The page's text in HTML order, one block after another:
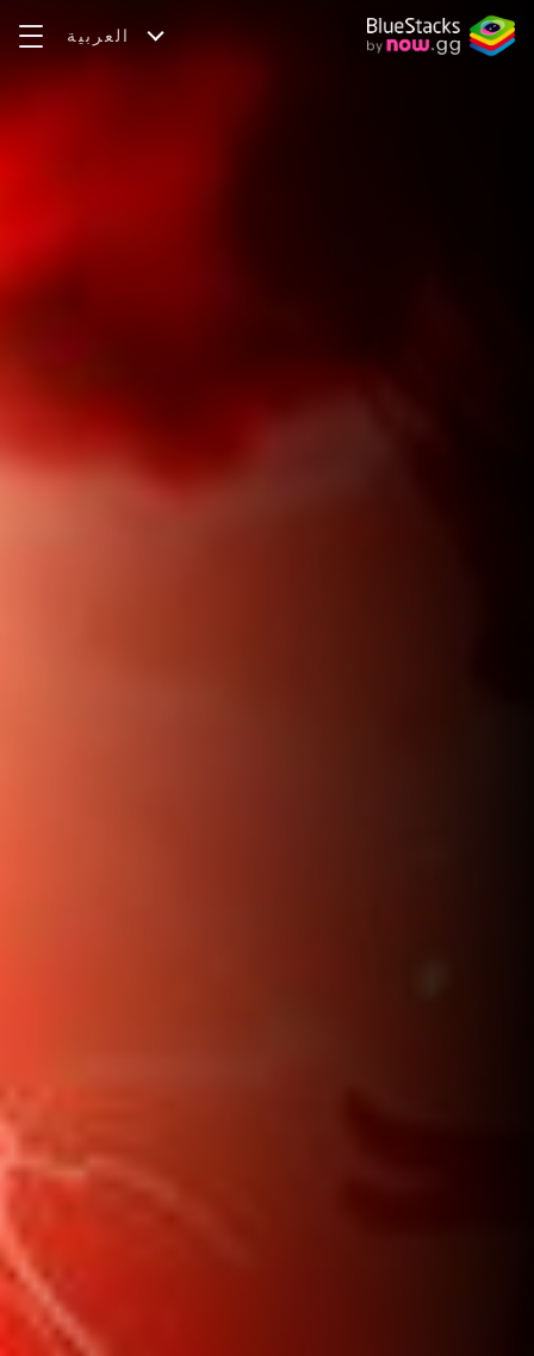
العربية